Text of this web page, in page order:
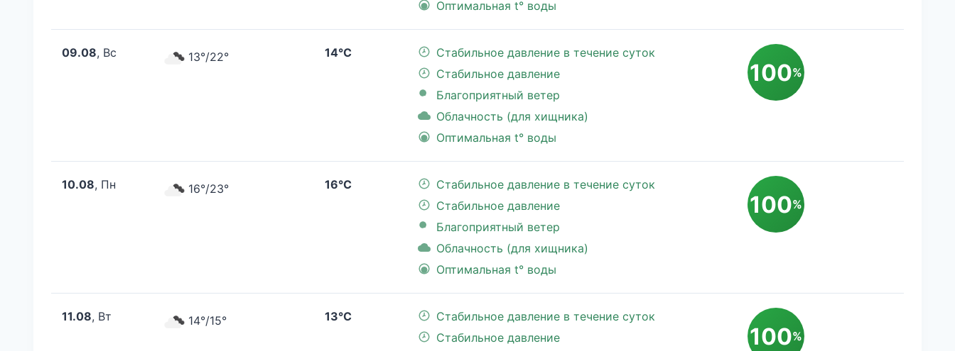
Оптимальная t° воды
09.08, Вс 13°/22° 14°C
Стабильное давление в течение суток
Стабильное давление
Благоприятный ветер
Облачность (для хищника)
Оптимальная t° воды
100%
10.08, Пн 16°/23° 16°C
Стабильное давление в течение суток
Стабильное давление
Благоприятный ветер
Облачность (для хищника)
Оптимальная t° воды
100%
11.08, Вт 14°/15° 13°C
Стабильное давление в течение суток
Стабильное давление
100%